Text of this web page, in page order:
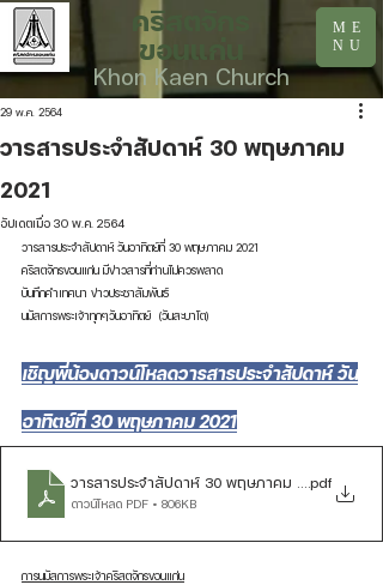
ME
NU
คริสตจักร
ขอนแก่น
Khon Kaen Church
วารสารประจำสัปดาห์ 30 พฤษภาคม
2021
29 พ.ค. 2564
อัปเดตเมื่อ 30 พ.ค. 2564
วารสารประจำสัปดาห์ วันอาทิตย์ที่ 30 พฤษภาคม 2021
คริสตจักรขอนแก่น มีข่าวสารที่ท่านไม่ควรพลาด
บันทึกคำเทศนา ข่าวประชาสัมพันธ์
นมัสการพระเจ้าทุกๆวันอาทิตย์  (วันสะบาโต)
เชิญพี่น้องดาวน์โหลดวารสารประจำสัปดาห์ วัน
อาทิตย์ที่ 30 พฤษภาคม 2021
วารสารประจำสัปดาห์ 30 พฤษภาคม 2021
.pdf
ดาวน์โหลด PDF • 806KB
การนมัสการพระเจ้าคริสตจักรขอนแก่น